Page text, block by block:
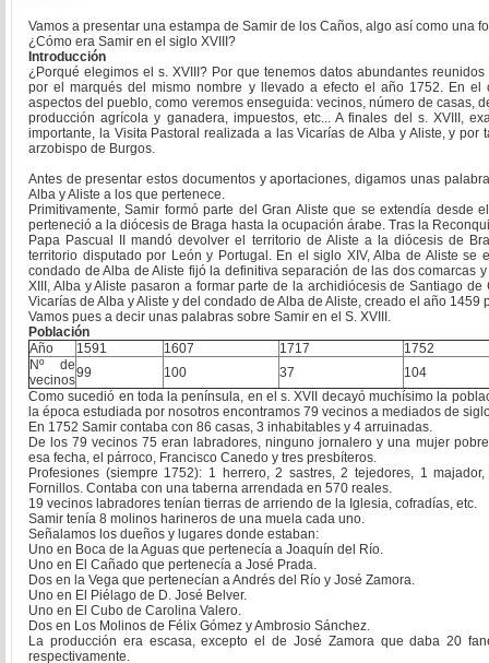
Vamos a presentar una estampa de Samir de los Caños, algo así como una
¿Cómo era Samir en el siglo XVIII?
Introducción
¿Porqué elegimos el s. XVIII? Por que tenemos datos abundantes
por el marqués del mismo nombre y llevado a efecto el año 1752. En el
aspectos del pueblo, como veremos enseguida: vecinos, número de casas,
producción agrícola y ganadera, impuestos, etc... A finales del s. XVIII,
importante, la Visita Pastoral realizada a las Vicarías de Alba y Aliste, y
arzobispo de Burgos.
Antes de presentar estos documentos y aportaciones, digamos unas
Alba y Aliste a los que pertenece.
Primitivamente, Samir formó parte del Gran Aliste que se extendía desde
perteneció a la diócesis de Braga hasta la ocupación árabe. Tras la
Papa Pascual II mandó devolver el territorio de Aliste a la diócesis de
territorio disputado por León y Portugal. En el siglo XIV, Alba de Aliste se
condado de Alba de Aliste fijó la definitiva separación de las dos comarcas
XIII, Alba y Aliste pasaron a formar parte de la archidiócesis de Santiago
Vicarías de Alba y Aliste y del condado de Alba de Aliste, creado el año 1459
Vamos pues a decir unas palabras sobre Samir en el S. XVIII.
Población
Año
1591 1607 1717
1752
Nº de
vecinos99 100 37
104
Como sucedió en toda la península, en el s. XVII decayó muchísimo la
la época estudiada por nosotros encontramos 79 vecinos a mediados de
En 1752 Samir contaba con 86 casas, 3 inhabitables y 4 arruinadas.
De los 79 vecinos 75 eran labradores, ninguno jornalero y una mujer
esa fecha, el párroco, Francisco Canedo y tres presbíteros.
Profesiones (siempre 1752): 1 herrero, 2 sastres, 2 tejedores, 1
Fornillos. Contaba con una taberna arrendada en 570 reales.
19 vecinos labradores tenían tierras de arriendo de la Iglesia, cofradías, etc.
Samir tenía 8 molinos harineros de una muela cada uno.
Señalamos los dueños y lugares donde estaban:
Uno en Boca de la Aguas que pertenecía a Joaquín del Río.
Uno en El Cañado que pertenecía a José Prada.
Dos en la Vega que pertenecían a Andrés del Río y José Zamora.
Uno en El Piélago de D. José Belver.
Uno en El Cubo de Carolina Valero.
Dos en Los Molinos de Félix Gómez y Ambrosio Sánchez.
La producción era escasa, excepto el de José Zamora que daba 20
respectivamente.